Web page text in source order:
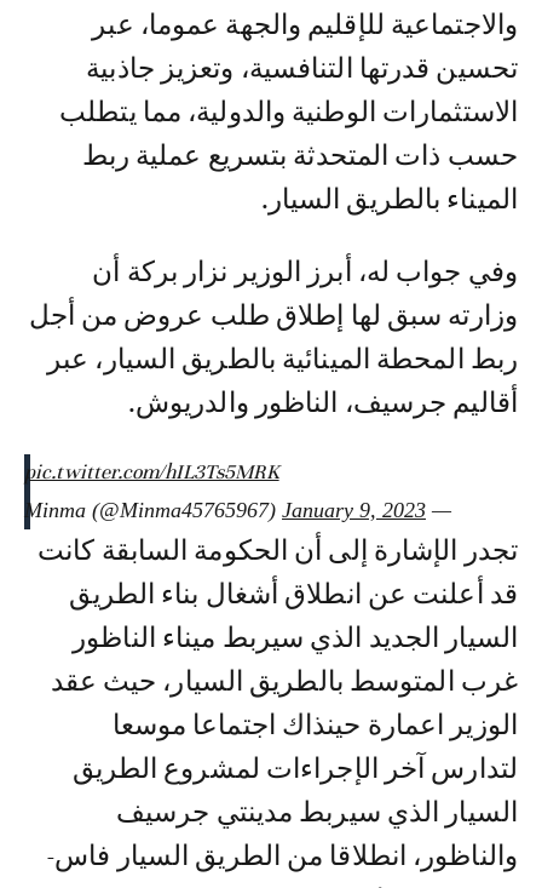
والاجتماعية للإقليم والجهة عموما، عبر
تحسين قدرتها التنافسية، وتعزيز جاذبية
الاستثمارات الوطنية والدولية، مما يتطلب
حسب ذات المتحدثة بتسريع عملية ربط
الميناء بالطريق السيار.
وفي جواب له، أبرز الوزير نزار بركة أن
وزارته سبق لها إطلاق طلب عروض من أجل
ربط المحطة المينائية بالطريق السيار، عبر
أقاليم جرسيف، الناظور والدريوش.
pic.twitter.com/hIL3Ts5MRK
— Minma (@Minma45765967)
January 9, 2023
تجدر الإشارة إلى أن الحكومة السابقة كانت
قد أعلنت عن انطلاق أشغال بناء الطريق
السيار الجديد الذي سيربط ميناء الناظور
غرب المتوسط بالطريق السيار، حيث عقد
الوزير اعمارة حينذاك اجتماعا موسعا
لتدارس آخر الإجراءات لمشروع الطريق
السيار الذي سيربط مدينتي جرسيف
والناظور، انطلاقا من الطريق السيار فاس-